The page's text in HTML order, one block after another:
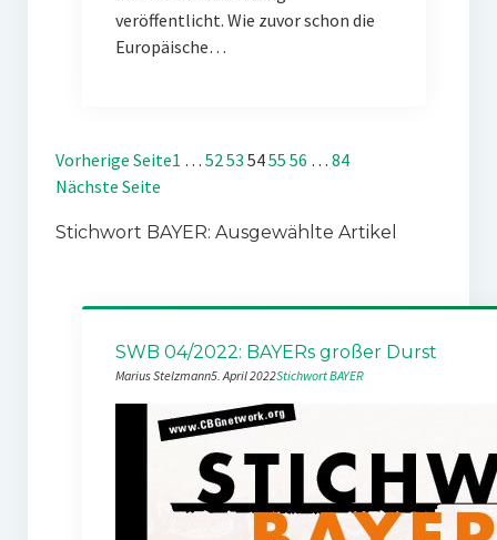
veröffentlicht. Wie zuvor schon die
Europäische…
Vorherige Seite1 … 5253 5455 56 … 84
Nächste Seite
Stichwort BAYER: Ausgewählte Artikel
SWB 04/2022: BAYERs großer Durst
Marius Stelzmann5. April 2022Stichwort BAYER